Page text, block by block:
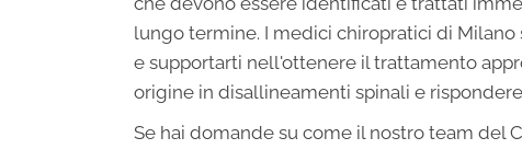
lungo termine. I medici chiropratici di
e supportarti nell'ottenere il trattamento
origine in disallineamenti spinali e
Se hai domande su come il nostro team del